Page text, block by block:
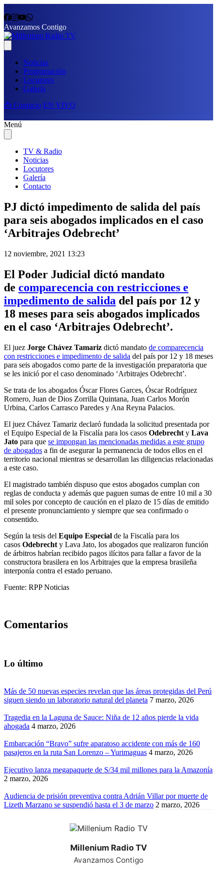
Avanzamos Contigo
Noticias
Programación
Locutores
Galería
📩 Contacto EN VIVO
Menú
TV & Radio
Noticias
Locutores
Galería
Contacto
PJ dictó impedimento de salida del país
para seis abogados implicados en el caso
‘Arbitrajes Odebrecht’
12 noviembre, 2021 13:23
El Poder Judicial dictó mandato
de comparecencia con restricciones e
impedimento de salida del país por 12 y
18 meses para seis abogados implicados
en el caso ‘Arbitrajes Odebrecht’.
El juez Jorge Chávez Tamariz dictó mandato de comparecencia
con restricciones e impedimento de salida del país por 12 y 18 meses
para seis abogados como parte de la investigación preparatoria que
se les inició por el caso denominado ‘Arbitrajes Odebrecht’.
Se trata de los abogados Óscar Flores Garces, Óscar Rodríguez
Romero, Juan de Dios Zorrilla Quintana, Juan Carlos Morón
Urbina, Carlos Carrasco Paredes y Ana Reyna Palacios.
El juez Chávez Tamariz declaró fundada la solicitud presentada por
el Equipo Especial de la Fiscalía para los casos Odebrecht y Lava
Jato para que se impongan las mencionadas medidas a este grupo
de abogados a fin de asegurar la permanencia de todos ellos en el
territorio nacional mientras se desarrollan las diligencias relacionadas
a este caso.
El magistrado también dispuso que estos abogados cumplan con
reglas de conducta y además que paguen sumas de entre 10 mil a 30
mil soles por concepto de caución en el plazo de 15 días de emitido
el presente pronunciamiento y siempre que sea confirmado o
consentido.
Según la tesis del Equipo Especial de la Fiscalía para los
casos Odebrecht y Lava Jato, los abogados que realizaron función
de árbitros habrían recibido pagos ilícitos para fallar a favor de la
constructora brasilera en los Arbitrajes que la empresa brasileña
interponía contra el estado peruano.
Fuente: RPP Noticias
Comentarios
Lo último
Más de 50 nuevas especies revelan que las áreas protegidas del Perú
siguen siendo un laboratorio natural del planeta 7 marzo, 2026
Tragedia en la Laguna de Sauce: Niña de 12 años pierde la vida
ahogada 4 marzo, 2026
Embarcación “Bravo” sufre aparatoso accidente con más de 160
pasajeros en la ruta San Lorenzo – Yurimaguas 4 marzo, 2026
Ejecutivo lanza megapaquete de S/34 mil millones para la Amazonía
2 marzo, 2026
Audiencia de prisión preventiva contra Adrián Villar por muerte de
Lizeth Marzano se suspendió hasta el 3 de marzo 2 marzo, 2026
Millenium Radio TV
Avanzamos Contigo